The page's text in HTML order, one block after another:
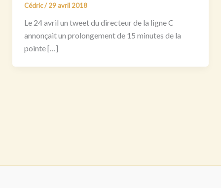
Cédric/29 avril 2018
Le 24 avril un tweet du directeur de la ligne C
annonçait un prolongement de 15 minutes de la
pointe […]